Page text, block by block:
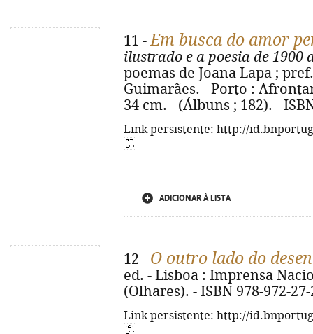
11 -Em busca do amor
ilustrado e a poesia de 1900
poemas de Joana Lapa ;
Guimarães. - Porto :
34 cm. - (Álbuns ; 182). -
Link persistente: http://
ADICIONAR À LISTA
12 - O outro lado do
ed. - Lisboa : Imprensa
(Olhares). - ISBN 978-972-
Link persistente: http://